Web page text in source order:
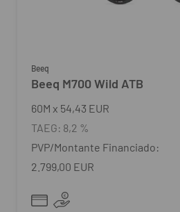
Beeq
Beeq M700 Wild ATB
60M x 54,43 EUR
TAEG: 8,2 %
PVP/Montante Financiado:
2.799,00 EUR